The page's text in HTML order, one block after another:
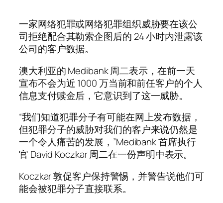
一家网络犯罪或网络犯罪组织威胁要在该公
司拒绝配合其勒索企图后的 24 小时内泄露该
公司的客户数据。
澳大利亚的 Medibank 周二表示，在前一天
宣布不会为近 1000 万当前和前任客户的个人
信息支付赎金后，它意识到了这一威胁。
“我们知道犯罪分子有可能在网上发布数据，
但犯罪分子的威胁对我们的客户来说仍然是
一个令人痛苦的发展，”Medibank 首席执行
官 David Koczkar 周二在一份声明中表示。
Koczkar 敦促客户保持警惕，并警告说他们可
能会被犯罪分子直接联系。